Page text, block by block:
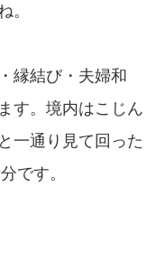
。
縁結び・夫婦和
す。境内はこじん
一通り見て回った
です。